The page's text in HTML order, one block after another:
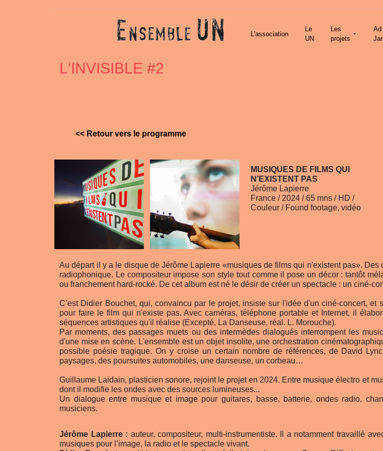
L'association
Le
UN
Les
projets
Ad
L'INVISIBLE #2
<< Retour vers le programme
MUSIQUES DE FILMS QUI
N’EXISTENT PAS
Jérôme Lapierre
France / 2024 / 65 mns / HD /
Couleur / Found footage, vidéo
Au départ il y a le disque de Jérôme Lapierre «musiques de films qui n'existent pas».
radiophonique. Le compositeur impose son style tout comme il pose un décor : tantôt
ou franchement hard-rocké. De cet album est né le désir de créer un spectacle : un ciné-
C’est Didier Bouchet, qui, convaincu par le projet, insiste sur l'idée d'un ciné-concert, et
pour faire le film qui n'existe pas. Avec caméras, téléphone portable et Internet, il
séquences artistiques qu'il réalise (Excepté, La Danseuse, réal. L. Morouche).
Par moments, des passages muets ou des intermèdes dialogués interrompent les
d'une mise en scène. L'ensemble est un objet insolite, une orchestration
possible poésie tragique. On y croise un certain nombre de références, de David
paysages, des poursuites automobiles, une danseuse, un corbeau…
Guillaume Laidain, plasticien sonore, rejoint le projet en 2024. Entre musique électro et
dont il modifie les ondes avec des sources lumineuses...
Un dialogue entre musique et image pour guitares, basse, batterie, ondes radio,
musiciens.
Jérôme Lapierre : auteur, compositeur, multi-instrumentiste. Il a notamment travaillé
musiques pour l’image, la radio et le spectacle vivant.